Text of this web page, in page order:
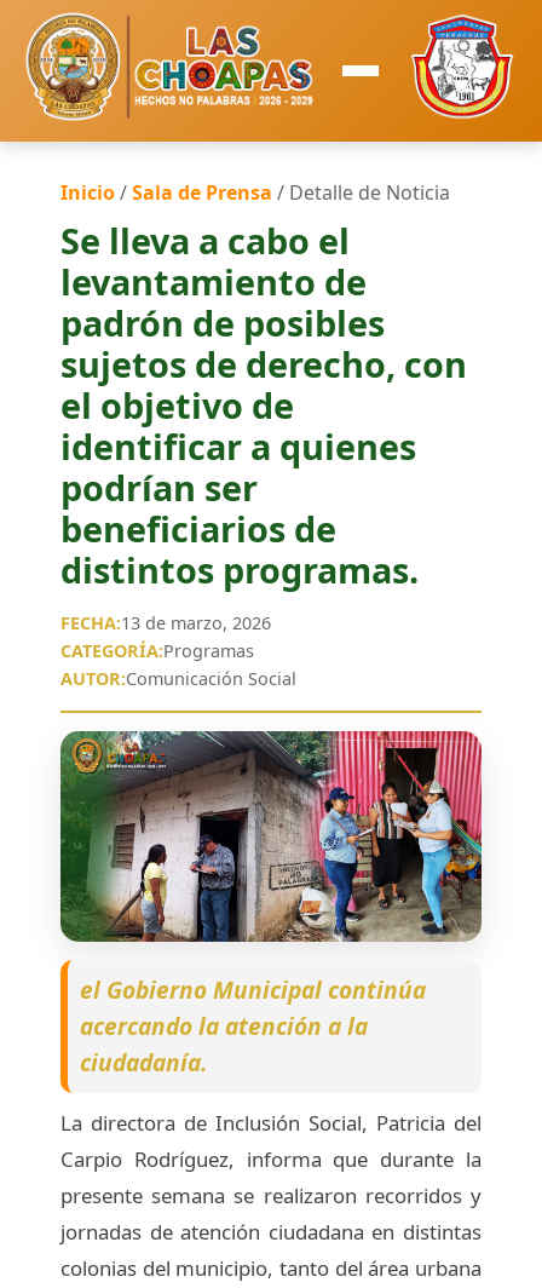
Inicio/Sala de Prensa / Detalle de Noticia
Se lleva a cabo el
levantamiento de
padrón de posibles
sujetos de derecho, con
el objetivo de
identificar a quienes
podrían ser
beneficiarios de
distintos programas.
FECHA:13 de marzo, 2026
CATEGORÍA:Programas
AUTOR:Comunicación Social
el Gobierno Municipal continúa
acercando la atención a la
ciudadanía.
La directora de Inclusión Social, Patricia del
Carpio Rodríguez, informa que durante la
presente semana se realizaron recorridos y
jornadas de atención ciudadana en distintas
colonias del municipio, tanto del área urbana